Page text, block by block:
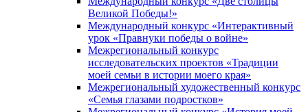
Великой Победы!»
Международный конкурс «Интерактивный
урок «Правнуки победы о войне»
Межрегиональный конкурс
исследовательских проектов «Традиции
моей семьи в истории моего края»
Межрегиональный художественный конкурс
«Семья глазами подростков»